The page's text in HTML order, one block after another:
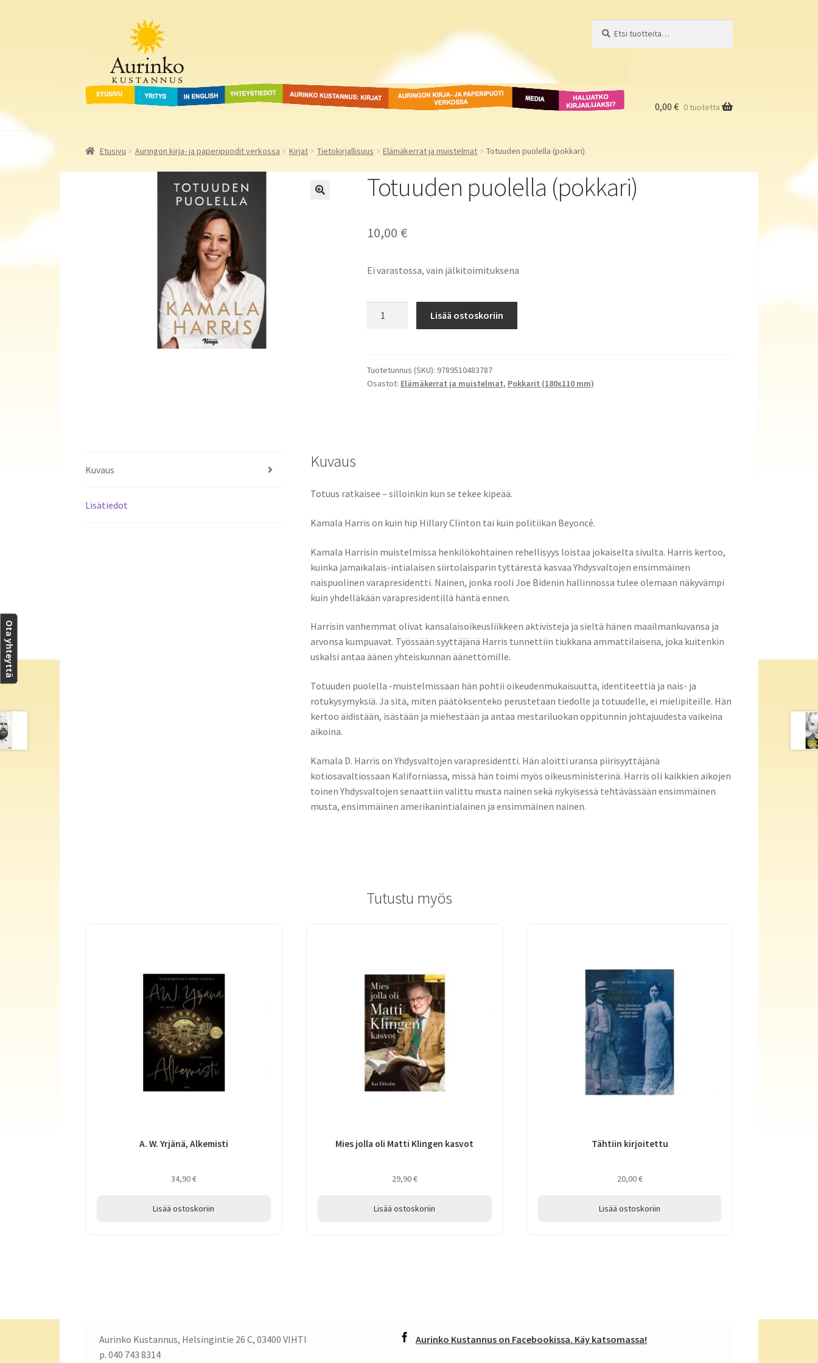
navigointiin
Aurinko Kustannus
Etusivu Yritys In English Yhteystiedot Aurinko Kustannus: kirjat Auringon kirja- ja
paperipuodit verkossa
Media
Haluatko
kirjailijaksi?
0,00 € 0 tuotetta
Etusivu Auringon kirja- ja paperipuodit verkossa Kirjat Tietokirjallisuus Elämäkerrat ja muistelmat Totuuden puolella (pokkari)
Totuuden puolella (pokkari)
10,00 €
Ei varastossa, vain jälkitoimituksena
Lisää ostoskoriin
Tuotetunnus (SKU): 9789510483787
Osastot: Elämäkerrat ja muistelmat, Pokkarit (180x110 mm)
Kuvaus
Lisätiedot
Kuvaus
Totuus ratkaisee – silloinkin kun se tekee kipeää.
Kamala Harris on kuin hip Hillary Clinton tai kuin politiikan Beyoncé.
Kamala Harrisin muistelmissa henkilökohtainen rehellisyys loistaa jokaiselta sivulta. Harris kertoo,
kuinka jamaikalais-intialaisen siirtolaisparin tyttärestä kasvaa Yhdysvaltojen ensimmäinen
naispuolinen varapresidentti. Nainen, jonka rooli Joe Bidenin hallinnossa tulee olemaan näkyvämpi
kuin yhdelläkään varapresidentillä häntä ennen.
Harrisin vanhemmat olivat kansalaisoikeusliikkeen aktivisteja ja sieltä hänen maailmankuvansa ja
arvonsa kumpuavat. Työssään syyttäjänä Harris tunnettiin tiukkana ammattilaisena, joka kuitenkin
uskalsi antaa äänen yhteiskunnan äänettömille.
Totuuden puolella -muistelmissaan hän pohtii oikeudenmukaisuutta, identiteettiä ja nais- ja
rotukysymyksiä. Ja sitä, miten päätöksenteko perustetaan tiedolle ja totuudelle, ei mielipiteille. Hän
kertoo äidistään, isästään ja miehestään ja antaa mestariluokan oppitunnin johtajuudesta vaikeina
aikoina.
Kamala D. Harris on Yhdysvaltojen varapresidentti. Hän aloitti uransa piirisyyttäjänä
kotiosavaltiossaan Kaliforniassa, missä hän toimi myös oikeusministerinä. Harris oli kaikkien aikojen
toinen Yhdysvaltojen senaattiin valittu musta nainen sekä nykyisessä tehtävässään ensimmäinen
musta, ensimmäinen amerikanintialainen ja ensimmäinen nainen.
Tutustu myös
A. W. Yrjänä, Alkemisti
34,90€
Lisää ostoskoriin
Mies jolla oli Matti Klingen kasvot
29,90€
Lisää ostoskoriin
Tähtiin kirjoitettu
20,00€
Lisää ostoskoriin
Aurinko Kustannus, Helsingintie 26 C, 03400 VIHTI
p. 040 743 8314
Aurinko Kustannus on Facebookissa. Käy katsomassa!
Ota yhteyttä